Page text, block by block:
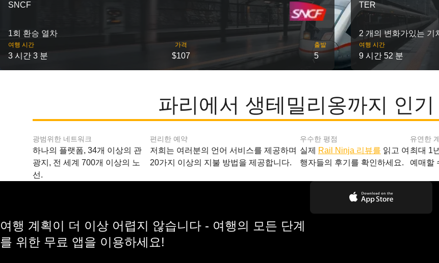
SNCF
1회 환승 열차
여행 시간
3 시간 3 분
가격
$107
출발
5
TER
2 개의 변화가있는 기
여행 시간
9 시간 52 분
파리에서 생테밀리옹까지 인
광범위한 네트워크
하나의 플랫폼, 34개 이상의 관
광지, 전 세계 700개 이상의 노
선.
편리한 예약
저희는 여러분의 언어 서비스를 제공하며
20가지 이상의 지불 방법을 제공합니다.
우수한 평점
실제 Rail Ninja 리뷰를 읽고 여
행자들의 후기를 확인하세요.
유연한
최대 1
예매할
여행 계획이 더 이상 어렵지 않습니다 - 여행의 모든 단계
를 위한 무료 앱을 이용하세요!